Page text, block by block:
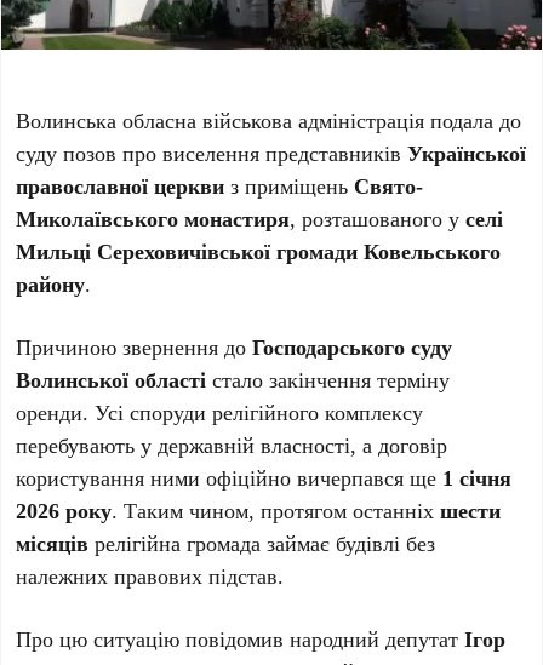
Волинська обласна військова адміністрація подала до
суду позов про виселення представниківУкраїнської
православної церкви з приміщень Свято-
Миколаївського монастиря, розташованого уселі
Мильці Сереховичівської громади Ковельського
району.
Причиною звернення доГосподарського суду
Волинської області стало закінчення терміну
оренди. Усі споруди релігійного комплексу
перебувають у державній власності, а договір
користування ними офіційно вичерпався ще 1 січня
2026 року. Таким чином, протягом останніхшести
місяців релігійна громада займає будівлі без
належних правових підстав.
Про цю ситуацію повідомив народний депутатІгор